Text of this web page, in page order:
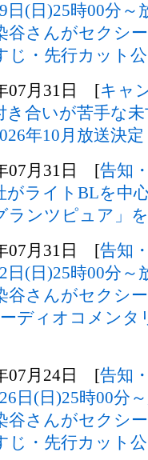
9日(日)25時00分
谷さんがセクシ
じ・先行カット
07月31日 [キャ
き合いが苦手な
年10月放送決定
07月31日 [告知
がライトBLを中
ランツピュア」
07月31日 [告知
2日(日)25時00分
谷さんがセクシ
ディオコメン
07月24日 [告知
26日(日)25時00分
谷さんがセクシ
じ・先行カット